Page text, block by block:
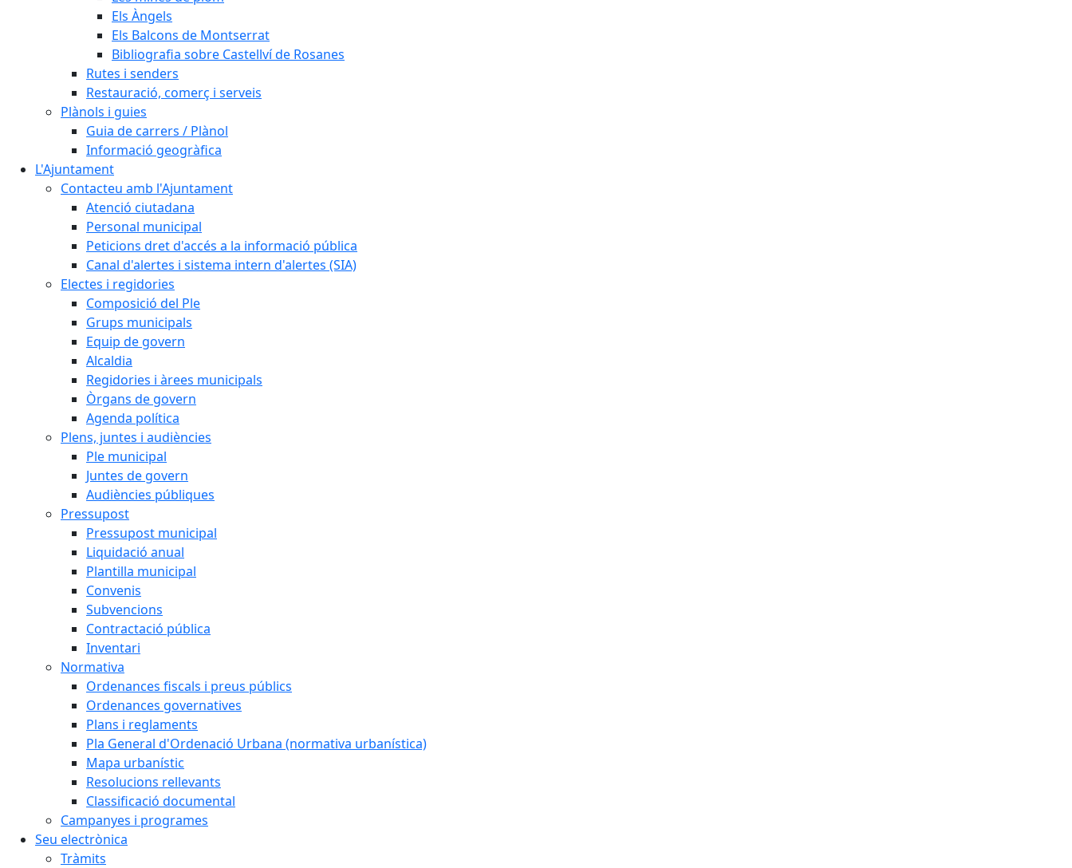
Els Àngels
Els Balcons de Montserrat
Bibliografia sobre Castellví de Rosanes
Rutes i senders
Restauració, comerç i serveis
Plànols i guies
Guia de carrers / Plànol
Informació geogràfica
L'Ajuntament
Contacteu amb l'Ajuntament
Atenció ciutadana
Personal municipal
Peticions dret d'accés a la informació pública
Canal d'alertes i sistema intern d'alertes (SIA)
Electes i regidories
Composició del Ple
Grups municipals
Equip de govern
Alcaldia
Regidories i àrees municipals
Òrgans de govern
Agenda política
Plens, juntes i audiències
Ple municipal
Juntes de govern
Audiències públiques
Pressupost
Pressupost municipal
Liquidació anual
Plantilla municipal
Convenis
Subvencions
Contractació pública
Inventari
Normativa
Ordenances fiscals i preus públics
Ordenances governatives
Plans i reglaments
Pla General d'Ordenació Urbana (normativa urbanística)
Mapa urbanístic
Resolucions rellevants
Classificació documental
Campanyes i programes
Seu electrònica
Tràmits